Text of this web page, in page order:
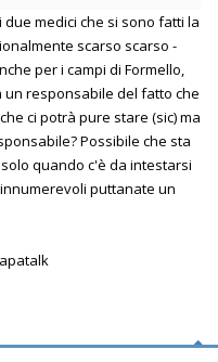
medici che si sono fatti la
scarso scarso -
per i campi di Formello,
un responsabile del fatto che
ci potrà pure stare (sic) ma
Possibile che sta
quando c'è da intestarsi
puttanate un